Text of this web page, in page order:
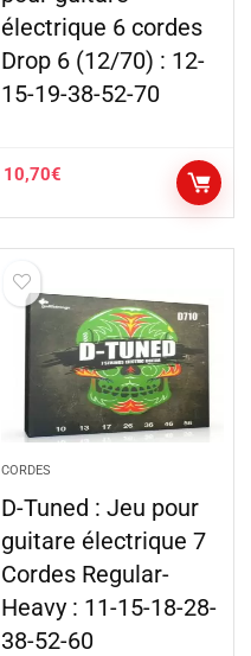
électrique 6 cordes
Drop 6 (12/70) : 12-
15-19-38-52-70
10,70€
CORDES
D-Tuned : Jeu pour
guitare électrique 7
Cordes Regular-
Heavy : 11-15-18-28-
38-52-60